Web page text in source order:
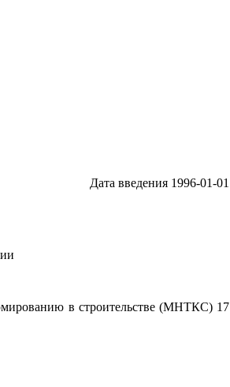
Дата введения 1996-01-01
в строительстве (МНТКС) 17